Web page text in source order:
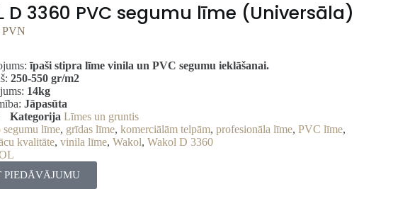
D 3360 PVC segumu līme (Universāla)
PVN
īpaši stipra līme vinila un PVC segumu ieklāšanai.
250-550 gr/m2
14kg
Jāpasūta
Kategorija Līmes un gruntis
segumu līme, grīdas līme, komerciālām telpām, profesionāla līme, PVC līme,
kvalitāte, vinila līme, Wakol, Wakol D 3360
PIEDĀVĀJUMU